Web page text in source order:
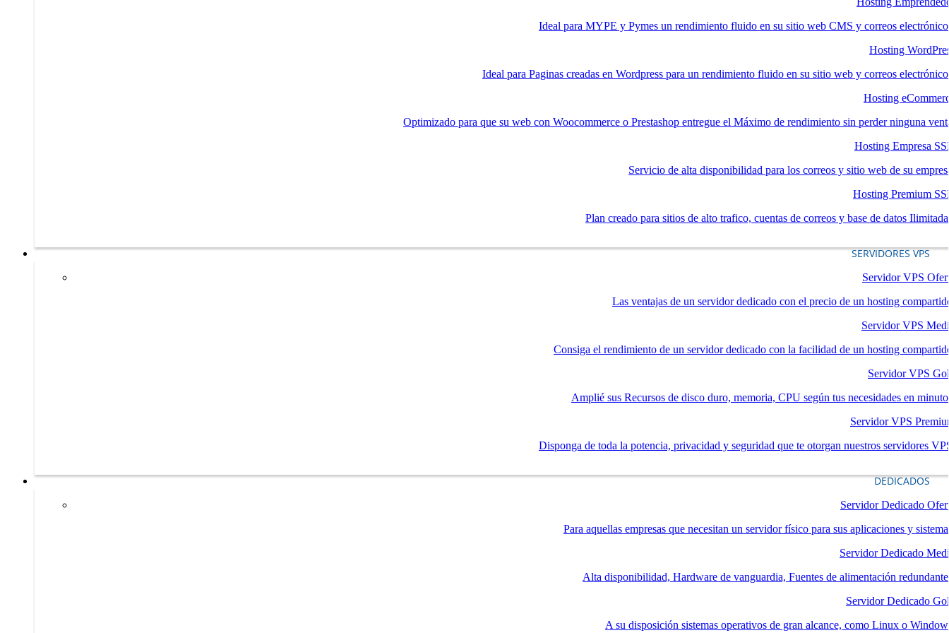
Ideal para MYPE y Pymes un rendimiento fluido en su sitio web CMS y correos
Hosting
Ideal para Paginas creadas en Wordpress para un rendimiento fluido en su sitio web y correos
Hosting
Optimizado para que su web con Woocommerce o Prestashop entregue el Máximo de rendimiento sin perder ninguna
Hosting Empresa
Servicio de alta disponibilidad para los correos y sitio web de su
Hosting Premium
Plan creado para sitios de alto trafico, cuentas de correos y base de datos
SERVIDORES VPS
Servidor VPS
Las ventajas de un servidor dedicado con el precio de un hosting
Servidor VPS
Consiga el rendimiento de un servidor dedicado con la facilidad de un hosting
Servidor VPS
Amplié sus Recursos de disco duro, memoria, CPU según tus necesidades en
Servidor VPS
Disponga de toda la potencia, privacidad y seguridad que te otorgan nuestros servidores
DEDICADOS
Servidor Dedicado
Para aquellas empresas que necesitan un servidor físico para sus aplicaciones y
Servidor Dedicado
Alta disponibilidad, Hardware de vanguardia, Fuentes de alimentación
Servidor Dedicado
A su disposición sistemas operativos de gran alcance, como Linux o